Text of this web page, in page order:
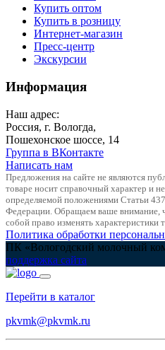
Купить оптом
Купить в розницу
Интернет-магазин
Пресс-центр
Экскурсии
Информация
Наш адрес:
Россия, г. Вологда,
Пошехонское шоссе, 14
Группа в ВКонтакте
Написать нам
Предложения на сайте не являются
товаре носит справочный характер и
определяемой положениями Статьи
Федерации. Обращаем ваше внимание,
собой право изменять характеристики
Политика обработки
ПК «Вологодский молочный
поддержка сайта
Перейти в каталог
pkvmk@pkvmk.ru